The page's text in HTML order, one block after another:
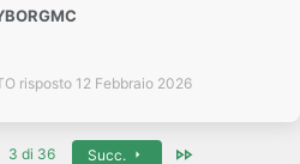
12 Febbraio 2026
3 di 36 Succ.